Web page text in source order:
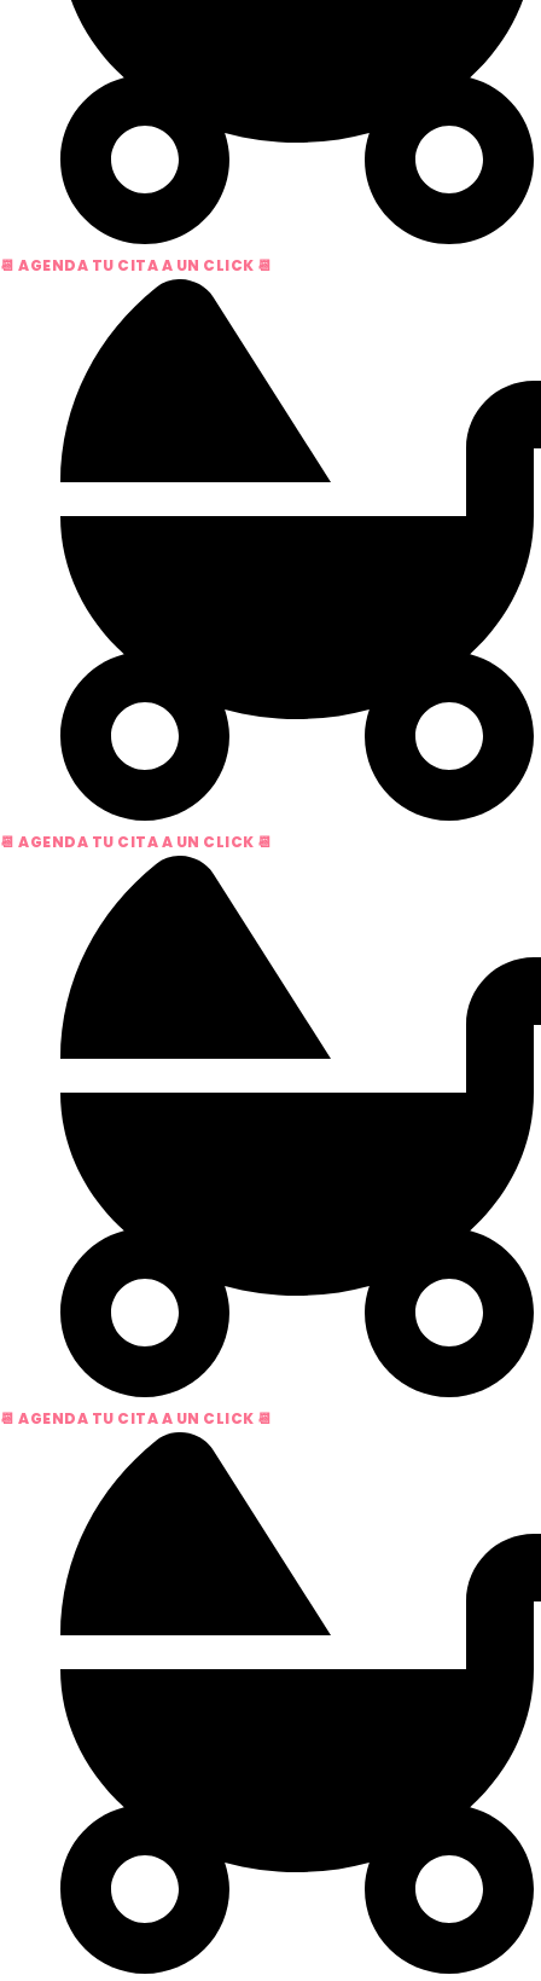
📆 AGENDA TU CITA A UN CLICK 📆
📆 AGENDA TU CITA A UN CLICK 📆
📆 AGENDA TU CITA A UN CLICK 📆